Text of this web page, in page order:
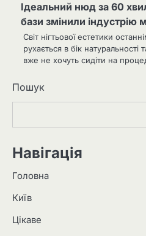
Ідеальний нюд за 60
бази змінили індустрію
Світ нігтьової естетики
рухається в бік натуральності
вже не хочуть сидіти на
Пошук
Навігація
Головна
Київ
Цікаве